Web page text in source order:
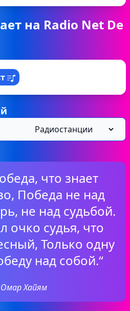
на Radio Net De
что знает
Победа не над
не над судьбой.
очко судья, что
Только одну
над собой.“
Омар Хайям